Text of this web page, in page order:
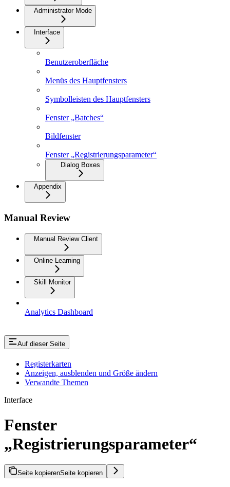
Administrator Mode
Interface
Benutzeroberfläche
Menüs des Hauptfensters
Symbolleisten des Hauptfensters
Fenster „Batches“
Bildfenster
Fenster „Registrierungsparameter“
Dialog Boxes
Appendix
Manual Review
Manual Review Client
Online Learning
Skill Monitor
Analytics Dashboard
Auf dieser Seite
Registerkarten
Anzeigen, ausblenden und Größe ändern
Verwandte Themen
Interface
Fenster
„Registrierungsparameter“
Seite kopierenSeite kopieren